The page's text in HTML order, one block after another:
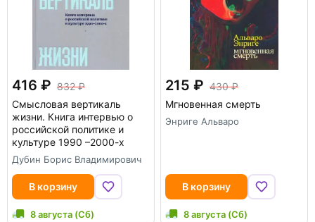
416
832
Смысловая вертикаль
жизни. Книга интервью о
российской политике и
культуре 1990 –2000-х
Дубин Борис Владимирович
В корзину
8 августа (Сб)
215
430
Мгновенная смерть
Энриге Альваро
В корзину
8 августа (Сб)